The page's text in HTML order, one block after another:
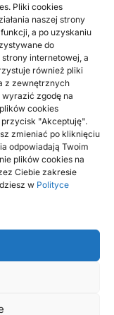
Pliki cookies
naszej strony
a po uzyskaniu
do
internetowej, a
również pliki
z zewnętrznych
zgodę na
cookies
"Akceptuję".
zmieniać po kliknięciu
odpowiadają Twoim
plików cookies na
Ciebie zakresie
w Polityce
dla ciała
użytkowników.